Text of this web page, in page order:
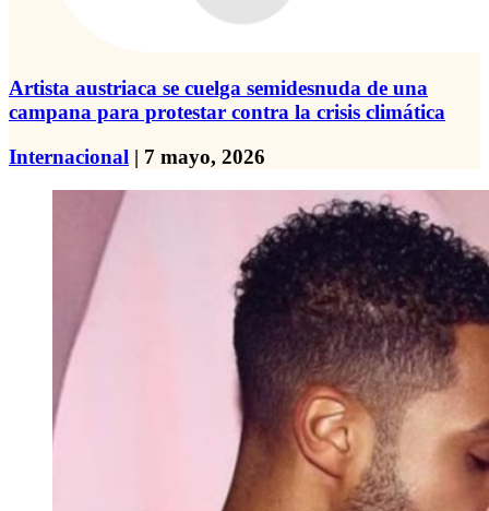
Artista austriaca se cuelga semidesnuda de una
campana para protestar contra la crisis climática
Internacional | 7 mayo, 2026